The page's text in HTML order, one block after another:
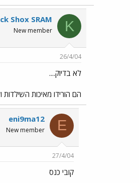
K
Shox SRAM
New member
26/4/04
לא בדיוק....
הם הורידו מאיכות השילדות
E
eni9ma12
New member
27/4/04
קובי כנס